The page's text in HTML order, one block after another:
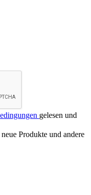
gelesen und
Produkte und andere